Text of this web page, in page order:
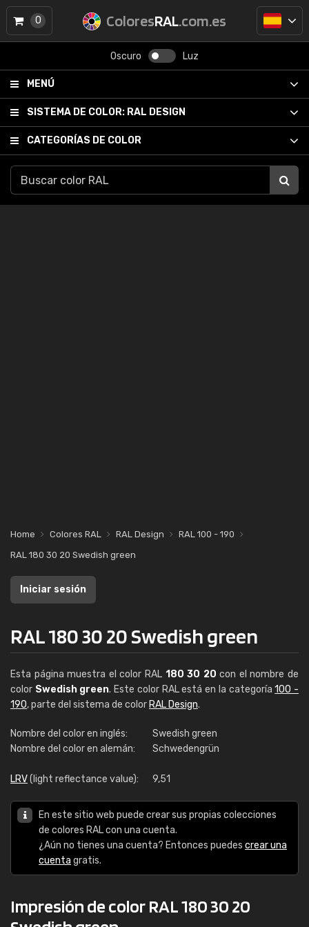
ColoresRAL.com.es
Oscuro Luz
MENÚ
SISTEMA DE COLOR: RAL DESIGN
CATEGORÍAS DE COLOR
0
Home Colores RAL RAL Design
RAL 100 - 190
RAL 180 30 20 Swedish green
Iniciar sesión
RAL 180 30 20 Swedish green
Esta página muestra el color RAL 180 30 20 con el nombre de
color Swedish green. Este color RAL está en la categoría100 -
190, parte del sistema de color RAL Design.
Nombre del color en inglés:
Swedish green
Nombre del color en alemán:
Schwedengrün
LRV(light reflectance value): 9,51
En este sitio web puede crear sus propias colecciones
de colores RAL con una cuenta.
¿Aún no tienes una cuenta? Entonces puedes crear una
cuenta gratis.
Impresión de color RAL 180 30 20